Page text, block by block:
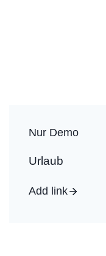
Nur Demo
Urlaub
Add link